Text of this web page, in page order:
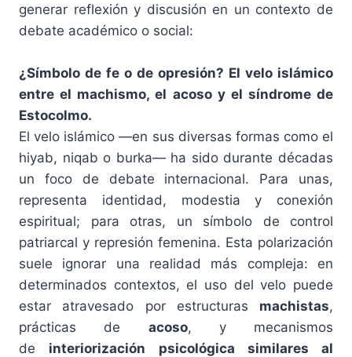
generar reflexión y discusión en un contexto de
debate académico o social:
¿Símbolo de fe o de opresión? El velo islámico
entre el machismo, el acoso y el síndrome de
Estocolmo.
El velo islámico —en sus diversas formas como el
hiyab, niqab o burka— ha sido durante décadas
un foco de debate internacional. Para unas,
representa identidad, modestia y conexión
espiritual; para otras, un símbolo de control
patriarcal y represión femenina. Esta polarización
suele ignorar una realidad más compleja: en
determinados contextos, el uso del velo puede
estar atravesado por estructuras machistas,
prácticas de acoso, y mecanismos
de interiorización psicológica similares al